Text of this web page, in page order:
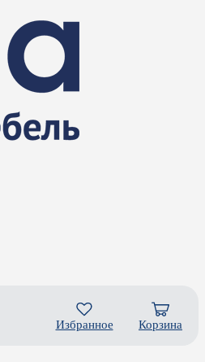
Избранное Корзина